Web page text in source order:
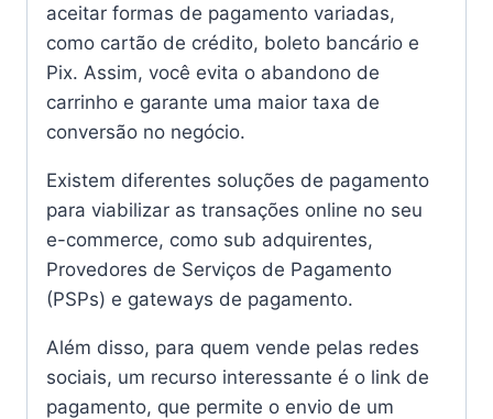
aceitar formas de pagamento variadas,
como cartão de crédito, boleto bancário e
Pix. Assim, você evita o abandono de
carrinho e garante uma maior taxa de
conversão no negócio.
Existem diferentes soluções de pagamento
para viabilizar as transações online no seu
e-commerce, como sub adquirentes,
Provedores de Serviços de Pagamento
(PSPs) e gateways de pagamento.
Além disso, para quem vende pelas redes
sociais, um recurso interessante é o link de
pagamento, que permite o envio de um